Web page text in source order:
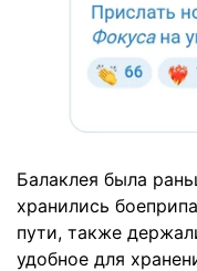
Балаклея была
хранились
пути, также
удобное для